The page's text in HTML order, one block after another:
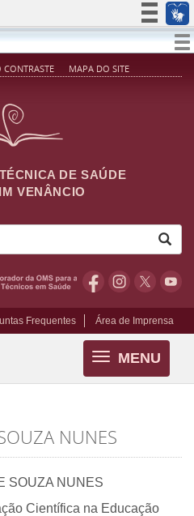
Simplifique!
Participe
CONTRASTE MAPA DO SITE
DE SAÚDE
VENÂNCIO
Frequentes Área de Imprensa
MENU
Toggle
navigation
NUNES
SOUZA NUNES
Científica na Educação